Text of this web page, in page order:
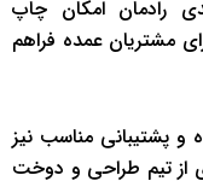
رادمان امکان چاپ
مشتریان عمده فراهم
و پشتیبانی مناسب نیز
از تیم طراحی و دوخت